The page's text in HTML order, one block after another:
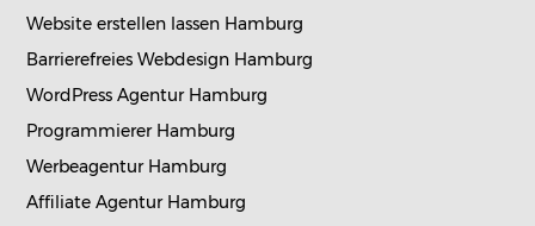
Website erstellen lassen Hamburg
Barrierefreies Webdesign Hamburg
WordPress Agentur Hamburg
Programmierer Hamburg
Werbeagentur Hamburg
Affiliate Agentur Hamburg